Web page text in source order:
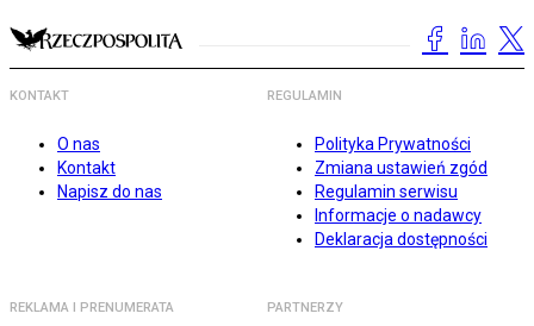
KONTAKT
O nas
Kontakt
Napisz do nas
REGULAMIN
Polityka Prywatności
Zmiana ustawień zgód
Regulamin serwisu
Informacje o nadawcy
Deklaracja dostępności
REKLAMA I PRENUMERATA PARTNERZY